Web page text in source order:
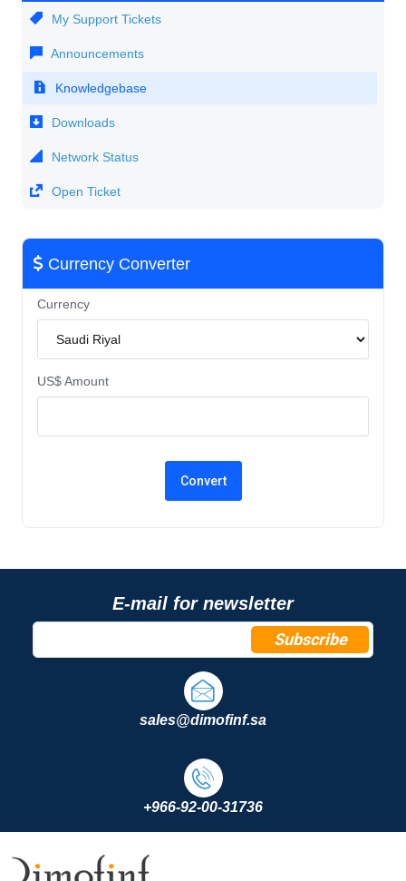
My Support Tickets
Announcements
Knowledgebase
Downloads
Network Status
Open Ticket
Currency Converter
Currency
US$ Amount
E-mail for newsletter
Subscribe
sales@dimofinf.sa
+966-92-00-31736